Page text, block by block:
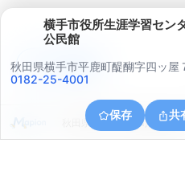
横手市役所生涯学習セ
公民館
秋田県横手市平鹿町醍醐字四ッ屋
0182-25-4001
保存 共
秋田県横手市平鹿町醍醐字町
アプリで見る